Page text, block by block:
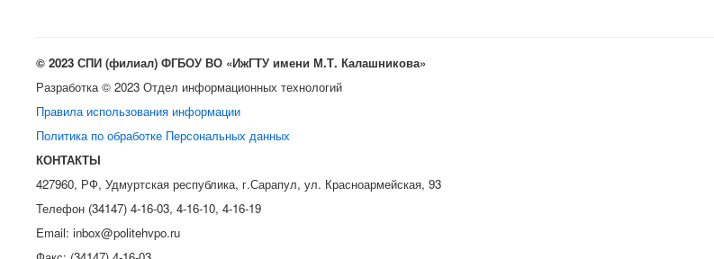
© 2023 СПИ (филиал) ФГБОУ ВО «ИжГТУ имени М.Т. Калашникова»
Разработка © 2023 Отдел информационных технологий
Правила использования информации
Политика по обработке Персональных данных
КОНТАКТЫ
427960, РФ, Удмуртская республика, г.Сарапул, ул. Красноармейская, 93
Телефон (34147) 4-16-03, 4-16-10, 4-16-19
Email: inbox@politehvpo.ru